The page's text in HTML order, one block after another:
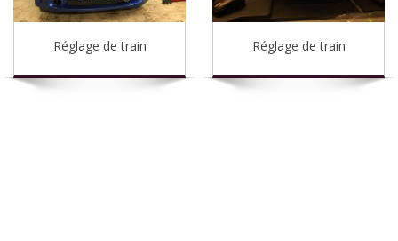
Réglage de train Réglage de train